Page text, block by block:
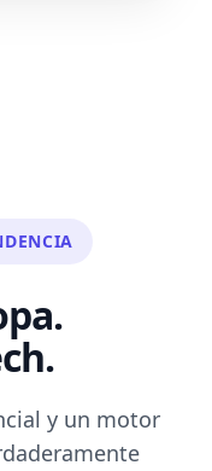
y un motor